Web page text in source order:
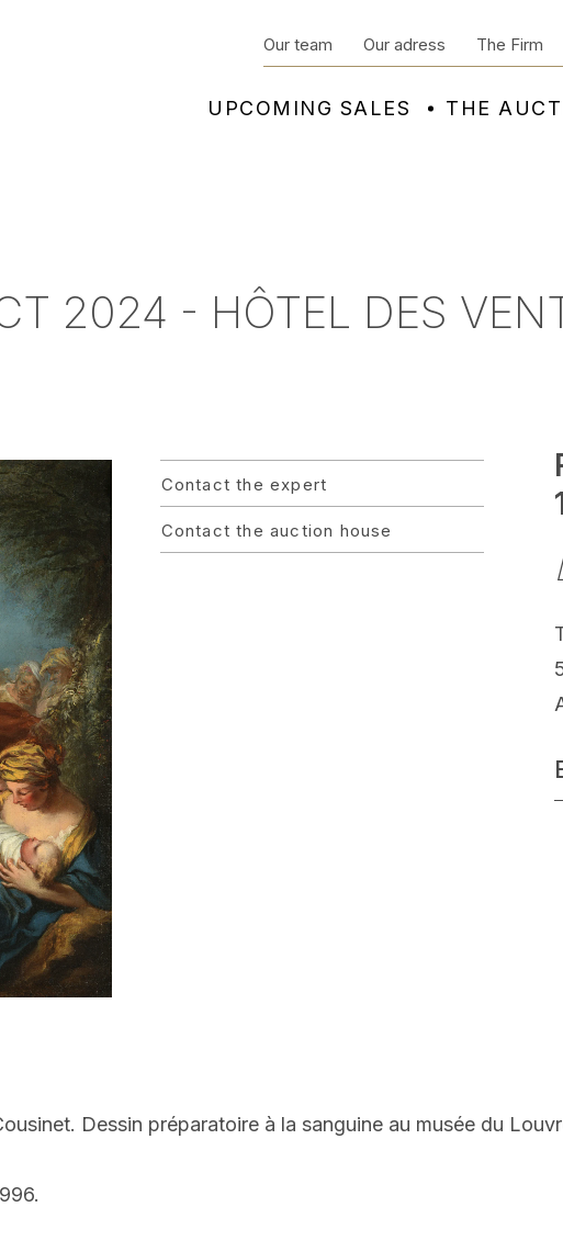
UPCOMING SALES THE
Our team Our adress The Firm
2024 - HÔTEL DES
Contact the expert
Contact the auction house
Dessin préparatoire à la sanguine au musée du